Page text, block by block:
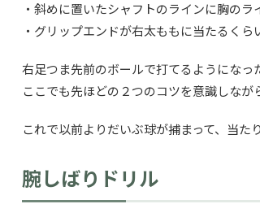
・斜めに置いたシャフトのラインに胸の
・グリップエンドが右太ももに当たるく
右足つま先前のボールで打てるようになっ
ここでも先ほどの２つのコツを意識しなが
これで以前よりだいぶ球が捕まって、当た
腕しばりドリル